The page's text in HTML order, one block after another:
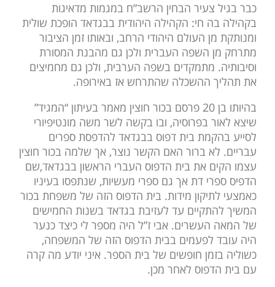
כבר בגיל צעיר הבחין הרשב”ח במגמות מדאיגות
בקהילה בה חי: הקהילה היהודית בבגדאד הופכת שולית
ומנותקת מן העולם היהודי הרחב, ובאותו זמן הציבור
מתרחק מן השפה העברית ולכן גם מהבנת המסורת
וסיבותיה. מתמקדים בשפה הערבית, ולכן גם מחמיצים
את תהליך ההשכלה שהתרחש אז באירופה.
בהיותו בן 20 פרסם בכור חוצין מאמר בעיתון “המגיד”
שיצא לאור בפרוסיה, ובו בקשה לשר משה מונטיפיורי
לסייע בהקמת בית דפוס בבגדאד להדפסת ספרים
עבריים. לא ברור האם הקשר נוצר, אך שלמה בכור חוצין
עצמו הקים את בית הדפוס העברי הראשון בבגדאד,שם
הדפיס ספרי דת אך גם ספרי מעשיות, שנתפסו בעיניו
כאמצעי לתיקון מידות. בית הדפוס הזה של משפחת בכור
המשיך להתקיים עד לעזיבת בגדאד בשנות החמישים
של המאה העשרים. אבי ז”ל היה מספר לי כיצד כנער
היה עובד לפעמים בבית הדפוס הזה של המשפחה,
כשוליה בזמן חופשים של בית הספר. איני יודע מה קרה
עם בית הדפוס לאחר מכן.